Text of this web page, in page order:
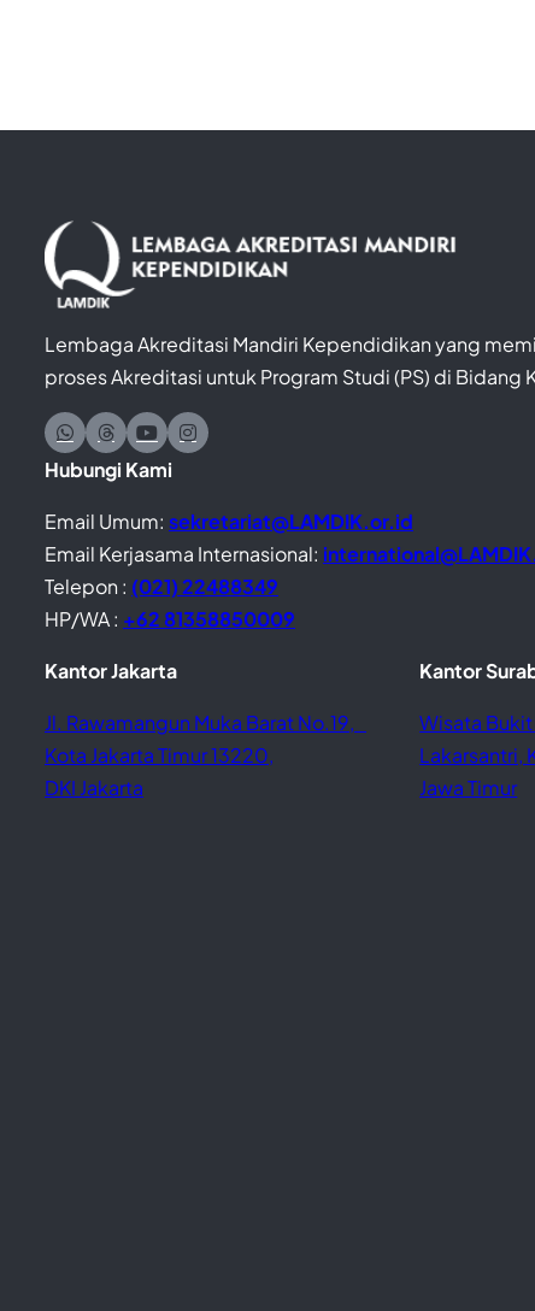
Lembaga Akreditasi Mandiri Kependidikan yang
proses Akreditasi untuk Program Studi (PS) di Bidang
Hubungi Kami
Email Umum: sekretariat@LAMDIK.or.id
Email Kerjasama Internasional:
Telepon : (021) 22488349
HP/WA : +62 81358850009
Kantor Jakarta
Jl. Rawamangun Muka Barat No.19,
Kota Jakarta Timur 13220,
DKI Jakarta
Kantor
Wisata Bukit
Lakarsantri,
Jawa Timur